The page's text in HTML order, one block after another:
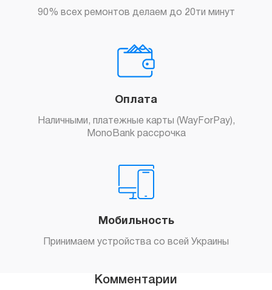
90% всех ремонтов делаем до 20ти минут
Оплата
Наличными, платежные карты (WayForPay),
MonoBank рассрочка
Мобильность
Принимаем устройства со всей Украины
Комментарии